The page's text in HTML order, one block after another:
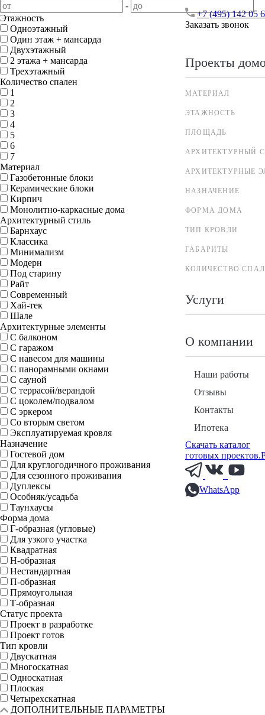
+7 (495) 142 05
Заказать звонок
Проекты
МАТЕРИАЛ
ЭТАЖНОСТЬ
ПЛОЩАДЬ
АРХИТЕКТУРНЫЙ
АРХИТЕКТУРНЫЕ
НАЗНАЧЕНИЕ
ФОРМА ДОМА
ТИП КРОВЛИ
ГАБАРИТЫ
КОЛИЧЕСТВО
Услуги
О компании
Наши работы
Отзывы
Контакты
Ипотека
Скачать каталог
готовых
WhatsApp
-
Этажность
Одноэтажный
Один этаж + мансарда
Двухэтажный
2 этажа + мансарда
Трехэтажный
Количество спален
1
2
3
4
5
6
7
Материал
Газобетонные блоки
Керамические блоки
Кирпич
Монолитно-каркасные дома
Архитектурный стиль
Барнхаус
Классика
Минимализм
Модерн
Под старину
Райт
Современный
Хай-тек
Шале
Архитектурные элементы
С балконом
С гаражом
С навесом для машины
С панорамными окнами
С сауной
С террасой/верандой
С цоколем/подвалом
С эркером
Со вторым светом
Эксплуатируемая кровля
Назначение
Гостевой дом
Для круглогодичного проживания
Для сезонного проживания
Дуплексы
Особняк/усадьба
Таунхаусы
Форма дома
Г-образная (угловые)
Для узкого участка
Квадратная
Н-образная
Нестандартная
П-образная
Прямоугольная
Т-образная
Статус проекта
Проект в разработке
Проект готов
Тип кровли
Двускатная
Многоскатная
Односкатная
Плоская
Четырехскатная
ДОПОЛНИТЕЛЬНЫЕ ПАРАМЕТРЫ